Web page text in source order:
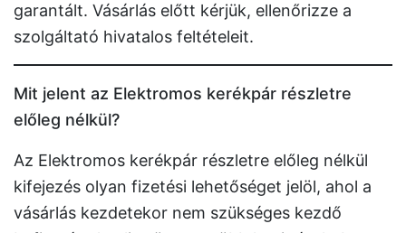
garantált. Vásárlás előtt kérjük, ellenőrizze a
szolgáltató hivatalos feltételeit.
Mit jelent az Elektromos kerékpár részletre
előleg nélkül?
Az Elektromos kerékpár részletre előleg nélkül
kifejezés olyan fizetési lehetőséget jelöl, ahol a
vásárlás kezdetekor nem szükséges kezdő